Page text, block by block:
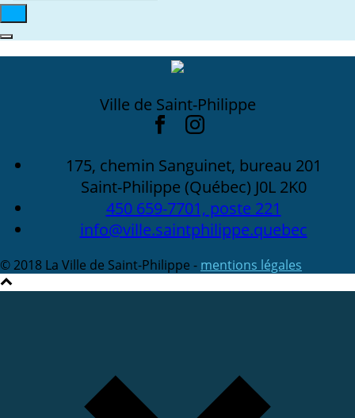
Ville de Saint-Philippe
175, chemin Sanguinet, bureau 201
Saint-Philippe (Québec) J0L 2K0
450 659-7701, poste 221
info@ville.saintphilippe.quebec
© 2018 La Ville de Saint-Philippe - mentions légales